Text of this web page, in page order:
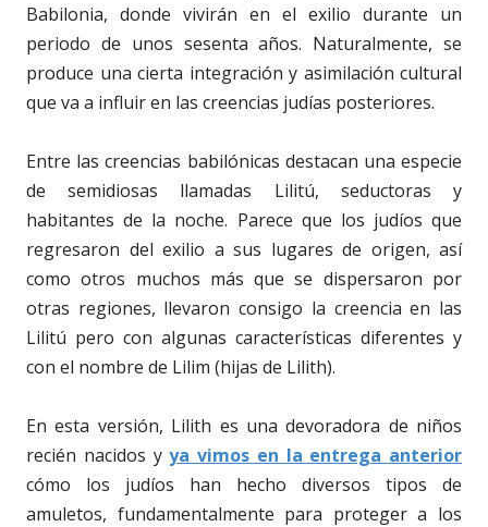
Babilonia, donde vivirán en el exilio durante un
periodo de unos sesenta años. Naturalmente, se
produce una cierta integración y asimilación cultural
que va a influir en las creencias judías posteriores.
Entre las creencias babilónicas destacan una especie
de semidiosas llamadas Lilitú, seductoras y
habitantes de la noche. Parece que los judíos que
regresaron del exilio a sus lugares de origen, así
como otros muchos más que se dispersaron por
otras regiones, llevaron consigo la creencia en las
Lilitú pero con algunas características diferentes y
con el nombre de Lilim (hijas de Lilith).
En esta versión, Lilith es una devoradora de niños
recién nacidos yya vimos en la entrega anterior
cómo los judíos han hecho diversos tipos de
amuletos, fundamentalmente para proteger a los